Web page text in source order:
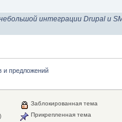
интеграции Drupal и
и предложений
Заблокированная тема
Прикрепленная тема